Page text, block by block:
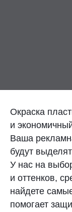
ЧЕЛЯБИНСК
8 (800) 333-
Окраска
и
Ваша
будут
У нас на
и оттенков,
найдете
помогает